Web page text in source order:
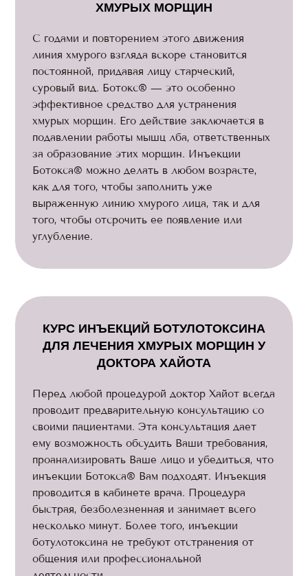
ХМУРЫХ МОРЩИН
С годами и повторением этого движения
линия хмурого взгляда вскоре становится
постоянной, придавая лицу старческий,
суровый вид. Ботокс® — это особенно
эффективное средство для устранения
хмурых морщин. Его действие заключается в
подавлении работы мышц лба, ответственных
за образование этих морщин. Инъекции
Ботокса® можно делать в любом возрасте,
как для того, чтобы заполнить уже
выраженную линию хмурого лица, так и для
того, чтобы отсрочить ее появление или
углубление.
КУРС ИНЪЕКЦИЙ БОТУЛОТОКСИНА
ДЛЯ ЛЕЧЕНИЯ ХМУРЫХ МОРЩИН У
ДОКТОРА ХАЙОТА
Перед любой процедурой доктор Хайот всегда
проводит предварительную консультацию со
своими пациентами. Эта консультация дает
ему возможность обсудить Ваши требования,
проанализировать Ваше лицо и убедиться, что
инъекции Ботокса® Вам подходят. Инъекция
проводится в кабинете врача. Процедура
быстрая, безболезненная и занимает всего
несколько минут. Более того, инъекции
ботулотоксина не требуют отстранения от
общения или профессиональной